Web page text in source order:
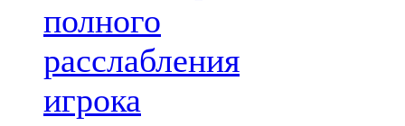
полного
расслабления
игрока